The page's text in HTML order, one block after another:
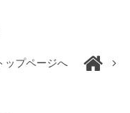
ップページへ